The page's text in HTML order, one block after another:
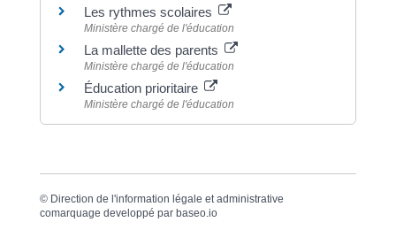
Les rythmes scolaires
Ministère chargé de l'éducation
La mallette des parents
Ministère chargé de l'éducation
Éducation prioritaire
Ministère chargé de l'éducation
© Direction de l'information légale et administrative
comarquage developpé par baseo.io